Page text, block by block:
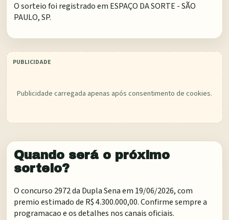
O sorteio foi registrado em ESPAÇO DA SORTE - SÃO
PAULO, SP.
Publicidade carregada apenas após consentimento de cookies.
Quando será o próximo
sorteio?
O concurso 2972 da Dupla Sena em 19/06/2026, com
premio estimado de R$ 4.300.000,00. Confirme sempre a
programacao e os detalhes nos canais oficiais.